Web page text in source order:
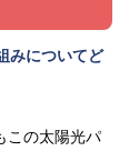
みについてど
この太陽光パ